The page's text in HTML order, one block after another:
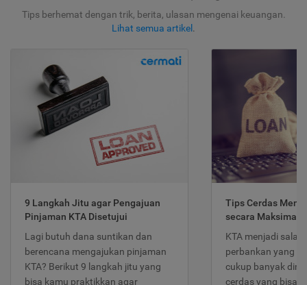
Tips berhemat dengan trik, berita, ulasan mengenai keuangan.
Lihat semua artikel .
9 Langkah Jitu agar Pengajuan
Pinjaman KTA Disetujui
Lagi butuh dana suntikan dan
berencana mengajukan pinjaman
KTA? Berikut 9 langkah jitu yang
bisa kamu praktikkan agar
Tips Cerdas
secara Maksimal
KTA menjadi
perbankan yang
cukup banyak
cerdas yang bisa